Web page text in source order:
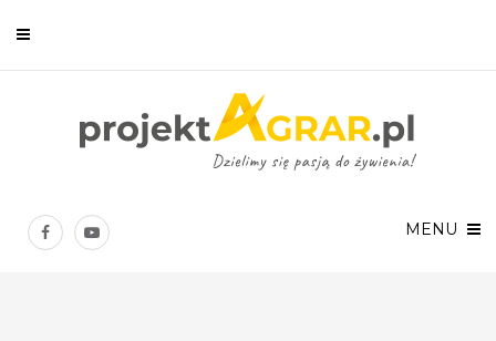
MENU
Chcesz być na bieżąco? Zostaw swój e-mail, a raz w tygodniu
prześlemy Ci nasze najlepsze artykuły!